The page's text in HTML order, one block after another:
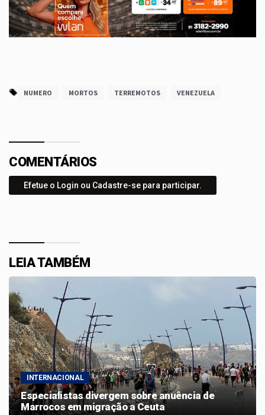
NUMERO MORTOS TERREMOTOS VENEZUELA
COMENTÁRIOS
Efetue o Login ou Cadastre-se para participar.
LEIA TAMBÉM
INTERNACIONAL
Especialistas divergem sobre anuência de
Marrocos em migração a Ceuta